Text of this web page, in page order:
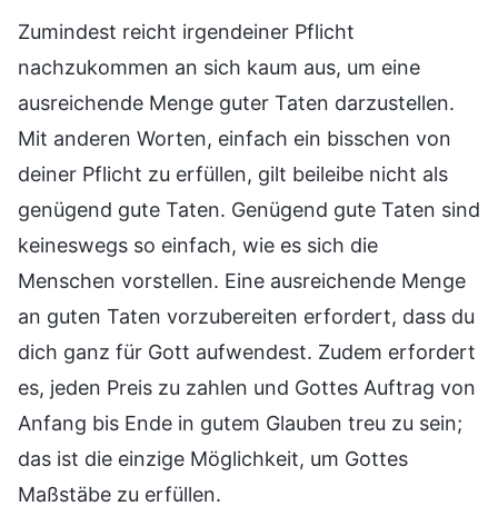
Zumindest reicht irgendeiner Pflicht
nachzukommen an sich kaum aus, um eine
ausreichende Menge guter Taten darzustellen.
Mit anderen Worten, einfach ein bisschen von
deiner Pflicht zu erfüllen, gilt beileibe nicht als
genügend gute Taten. Genügend gute Taten sind
keineswegs so einfach, wie es sich die
Menschen vorstellen. Eine ausreichende Menge
an guten Taten vorzubereiten erfordert, dass du
dich ganz für Gott aufwendest. Zudem erfordert
es, jeden Preis zu zahlen und Gottes Auftrag von
Anfang bis Ende in gutem Glauben treu zu sein;
das ist die einzige Möglichkeit, um Gottes
Maßstäbe zu erfüllen.